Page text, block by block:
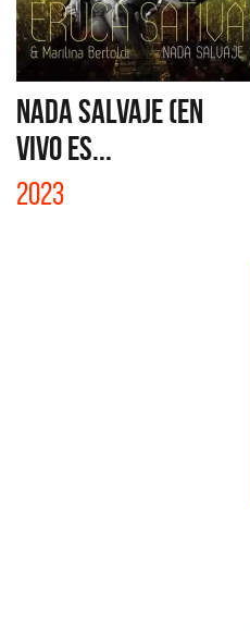
NADA SALVAJE (EN
VIVO ES...
2023